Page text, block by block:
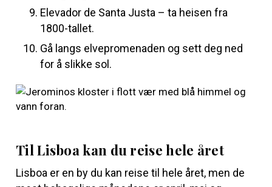
Elevador de Santa Justa – ta heisen fra
1800-tallet.
Gå langs elvepromenaden og sett deg ned
for å slikke sol.
Til Lisboa kan du reise hele året
Lisboa er en by du kan reise til hele året, men de